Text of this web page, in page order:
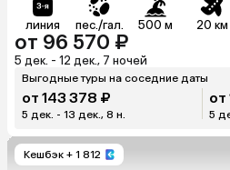
линия пес./гал. 500 м 20 км
от 96 570 ₽
5 дек. - 12 дек., 7 ночей
Выгодные туры на соседние даты
от 143 378 ₽
5 дек. - 13 дек., 8 н.
от
5
Кешбэк + 1 812